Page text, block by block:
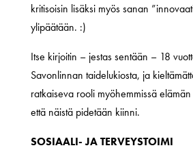
kritisoisin lisäksi myös sanan
ylipäätään. :)
Itse kirjoitin – jestas sentään – 18
Savonlinnan taidelukiosta, ja
ratkaiseva rooli myöhemmissä
että näistä pidetään kiinni.
SOSIAALI- JA TERVEYSTOIMI